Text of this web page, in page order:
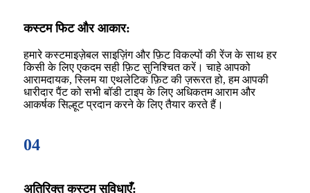
कस्टम फिट और आकार:
हमारे कस्टमाइज़ेबल साइज़िंग और फ़िट विकल्पों की रेंज के साथ हर
किसी के लिए एकदम सही फ़िट सुनिश्चित करें। चाहे आपको
आरामदायक, स्लिम या एथलेटिक फ़िट की ज़रूरत हो, हम आपकी
धारीदार पैंट को सभी बॉडी टाइप के लिए अधिकतम आराम और
आकर्षक सिल्हूट प्रदान करने के लिए तैयार करते हैं।
04
अतिरिक्त कस्टम सुविधाएँ: